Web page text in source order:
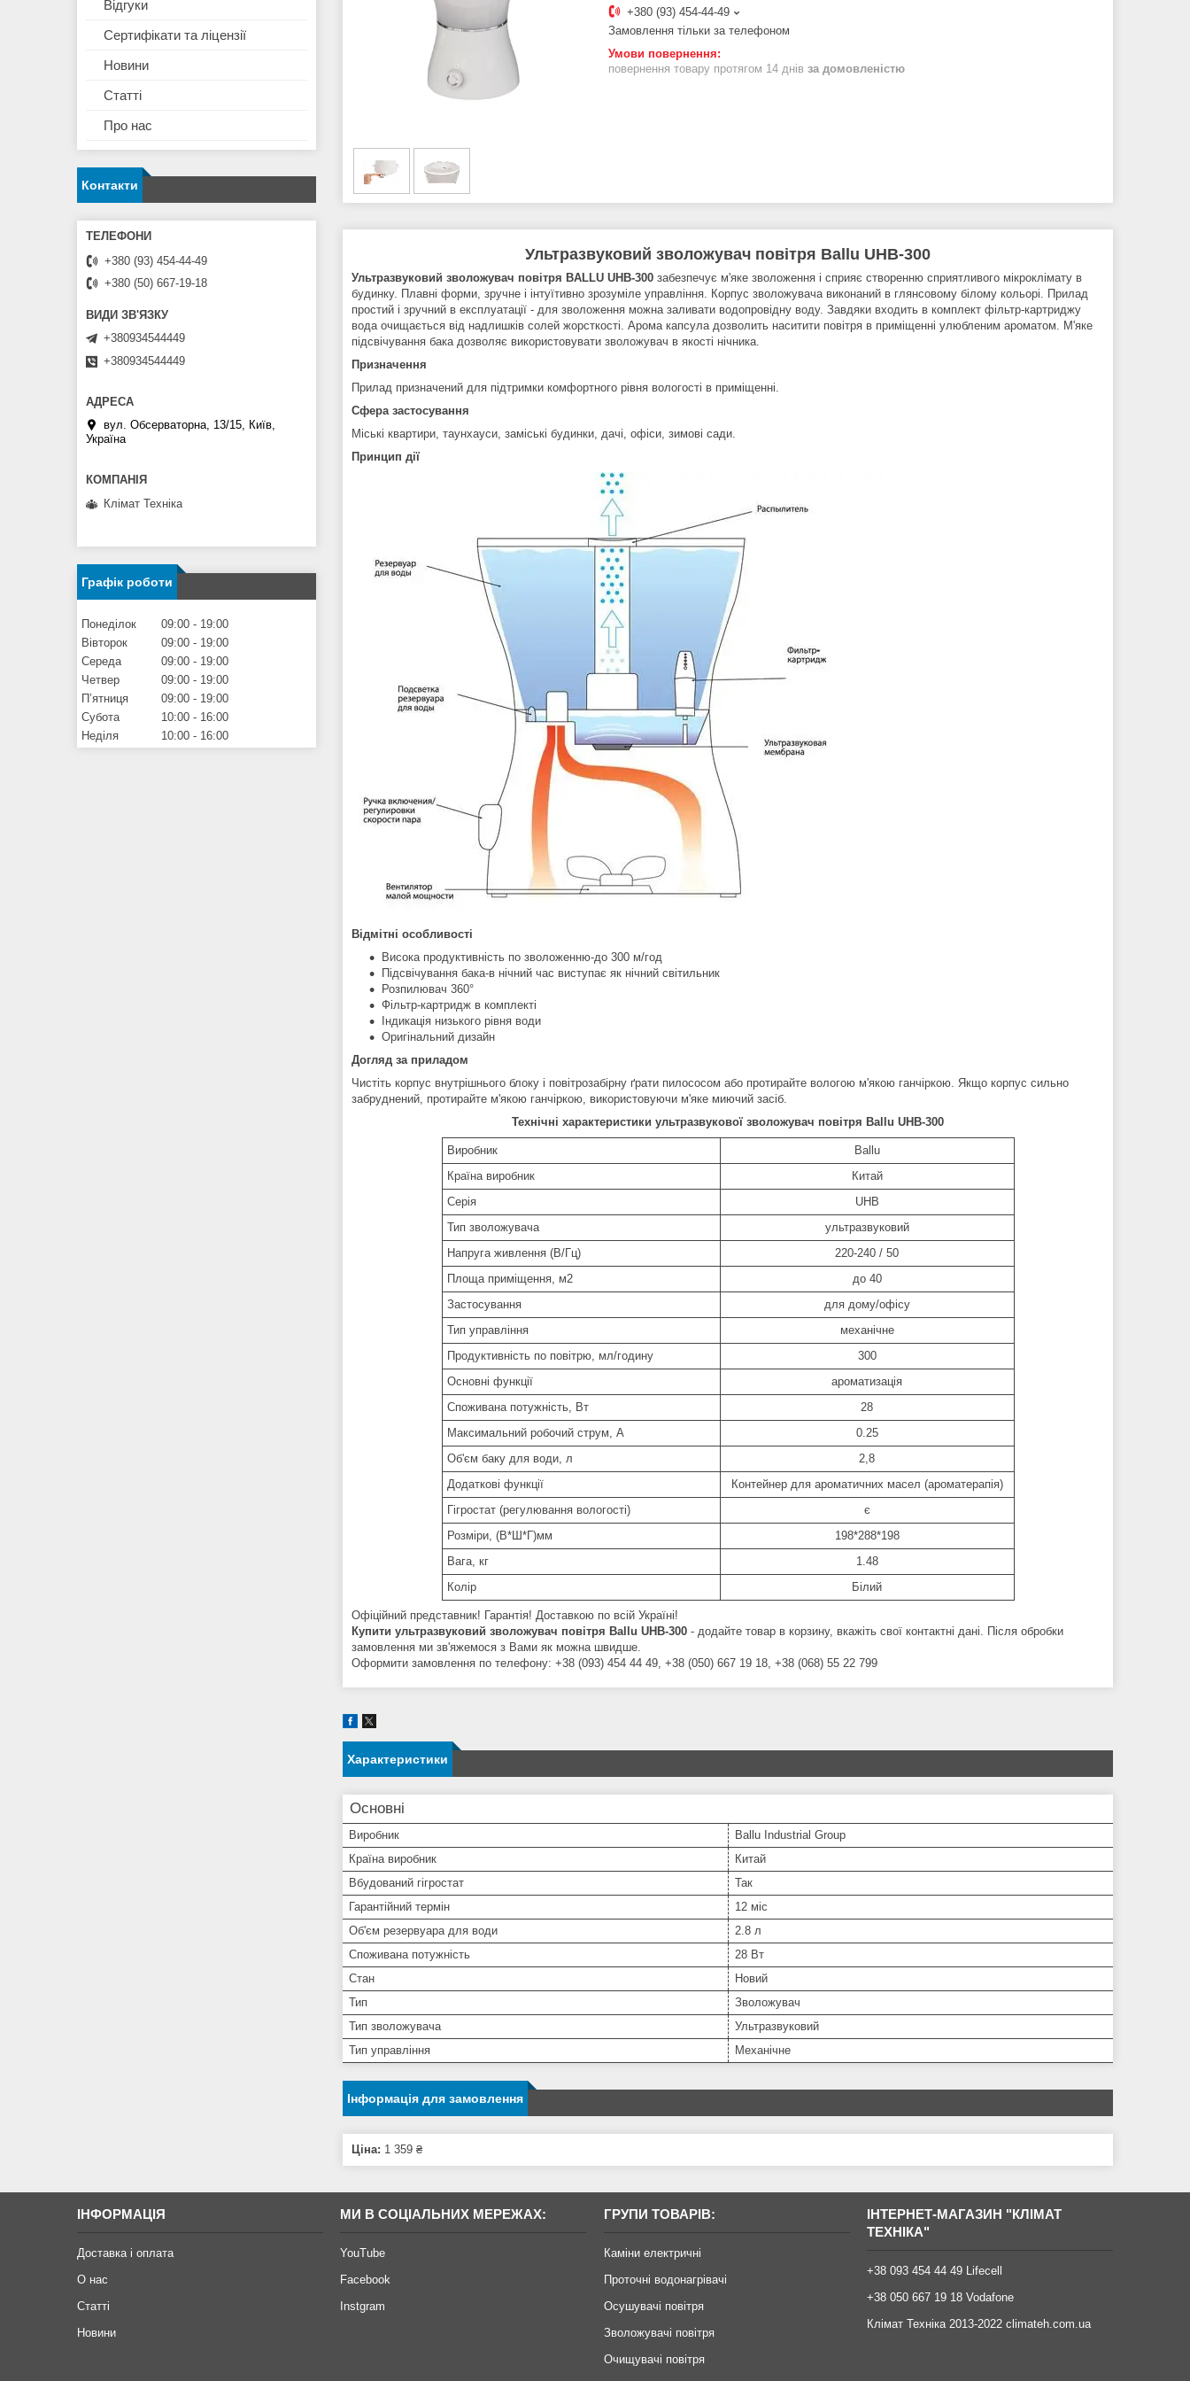
+380 (93) 454-44-49
Замовлення тільки за телефоном
повернення товару протягом 14 днів за домовленістю
Ультразвуковий зволожувач повітря Ballu UHB-300
Ультразвуковий зволожувач повітря BALLU UHB-300 забезпечує м'яке зволоження і сприяє створенню сприятливого мікроклімату в
будинку. Плавні форми, зручне і інтуїтивно зрозуміле управління. Корпус зволожувача виконаний в глянсовому білому кольорі. Прилад
простий і зручний в експлуатації - для зволоження можна заливати водопровідну воду. Завдяки входить в комплект фільтр-картриджу
вода очищається від надлишків солей жорсткості. Арома капсула дозволить наситити повітря в приміщенні улюбленим ароматом. М'яке
підсвічування бака дозволяє використовувати зволожувач в якості нічника.
Призначення
Прилад призначений для підтримки комфортного рівня вологості в приміщенні.
Сфера застосування
Міські квартири, таунхауси, заміські будинки, дачі, офіси, зимові сади.
Принцип дії
Відмітні особливості
Висока продуктивність по зволоженню-до 300 м/год
Підсвічування бака-в нічний час виступає як нічний світильник
Розпилювач 360°
Фільтр-картридж в комплекті
Індикація низького рівня води
Оригінальний дизайн
Догляд за приладом
Чистіть корпус внутрішнього блоку і повітрозабірну ґрати пилососом або протирайте вологою м'якою ганчіркою. Якщо корпус сильно
забруднений, протирайте м'якою ганчіркою, використовуючи м'яке миючий засіб.
Технічні характеристики ультразвукової зволожувач повітря Ballu UHB-300
Виробник
Ballu
Країна виробник
Китай
Серія
UHB
Тип зволожувача
ультразвуковий
Напруга живлення (В/Гц)
220-240 / 50
Площа приміщення, м2
до 40
Застосування
для дому/офісу
Тип управління
механічне
Продуктивність по повітрю, мл/годину
300
Основні функції
ароматизація
Споживана потужність, Вт
28
Максимальний робочий струм, А
0.25
Об'єм баку для води, л
2,8
Додаткові функції
Контейнер для ароматичних масел (ароматерапія)
Гігростат (регулювання вологості)
є
Розміри, (В*Ш*Г)мм
198*288*198
Вага, кг
1.48
Колір
Білий
Офіційний представник! Гарантія! Доставкою по всій Україні!
Купити ультразвуковий зволожувач повітря Ballu UHB-300 - додайте товар в корзину, вкажіть свої контактні дані. Після обробки
замовлення ми зв'яжемося з Вами як можна швидше.
Оформити замовлення по телефону: +38 (093) 454 44 49, +38 (050) 667 19 18, +38 (068) 55 22 799
Характеристики
Основні
Виробник
Ballu Industrial Group
Країна виробник
Китай
Вбудований гігростат
Так
Гарантійний термін
12 міс
Об'єм резервуара для води
2.8 л
Споживана потужність
28 Вт
Стан
Новий
Тип
Зволожувач
Тип зволожувача
Ультразвуковий
Тип управління
Механічне
Інформація для замовлення
Ціна: 1 359 ₴
Відгуки
Сертифікати та ліцензії
Новини
Статті
Про нас
Контакти
+380 (93) 454-44-49
+380 (50) 667-19-18
+380934544449
+380934544449
вул. Обсерваторна, 13/15, Київ,
Україна
Клімат Техніка
Графік роботи
Понеділок 09:00
19:00
Вівторок
09:00
19:00
Середа
09:00
19:00
Четвер
09:00
19:00
Пʼятниця
09:00
19:00
Субота
10:00
16:00
Неділя
10:00 16:00
ІНФОРМАЦІЯ
Доставка і оплата
О нас
Статті
Новини
МИ В СОЦІАЛЬНИХ МЕРЕЖАХ:
YouTube
Facebook
Instgram
ГРУПИ ТОВАРІВ:
Каміни електричні
Проточні водонагрівачі
Осушувачі повітря
Зволожувачі повітря
Очищувачі повітря
ІНТЕРНЕТ-МАГАЗИН "КЛІМАТ
ТЕХНІКА"
+38 093 454 44 49 Lifecell
+38 050 667 19 18 Vodafone
Клімат Техніка 2013-2022 climateh.com.ua